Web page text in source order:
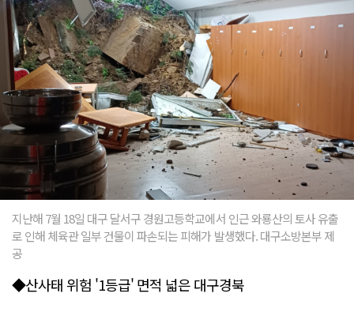
지난해 7월 18일 대구 달서구 경원고등학교에서 인근 와룡산의 토사 유출
로 인해 체육관 일부 건물이 파손되는 피해가 발생했다. 대구소방본부 제
공
◆산사태 위험 '1등급' 면적 넓은 대구경북